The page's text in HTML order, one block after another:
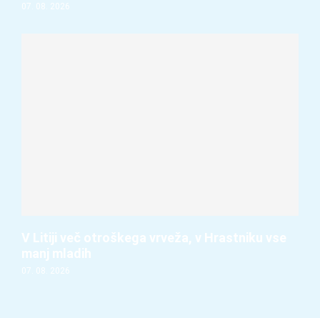
07. 08. 2026
V Litiji več otroškega vrveža, v Hrastniku vse
manj mladih
07. 08. 2026